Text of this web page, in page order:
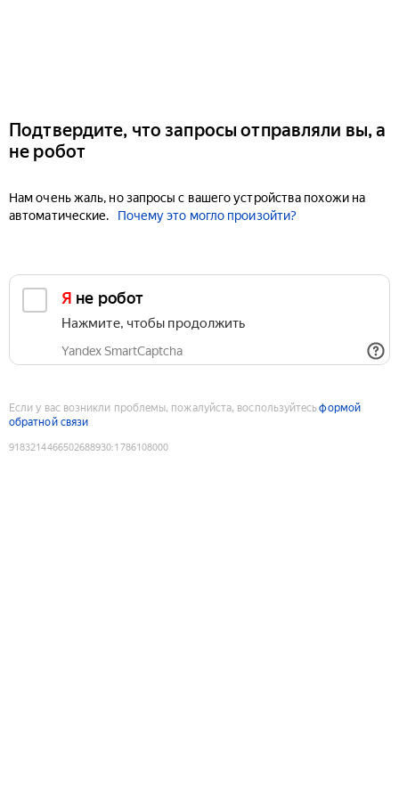
Подтвердите, что запросы отправляли вы, а
не робот
Нам очень жаль, но запросы с вашего устройства похожи на
автоматические.
Почему это могло произойти?
Я не робот
Нажмите, чтобы продолжить
Yandex SmartCaptcha
Если у вас возникли проблемы, пожалуйста, воспользуйтесьформой
обратной связи
9183214466502688930:1786108000